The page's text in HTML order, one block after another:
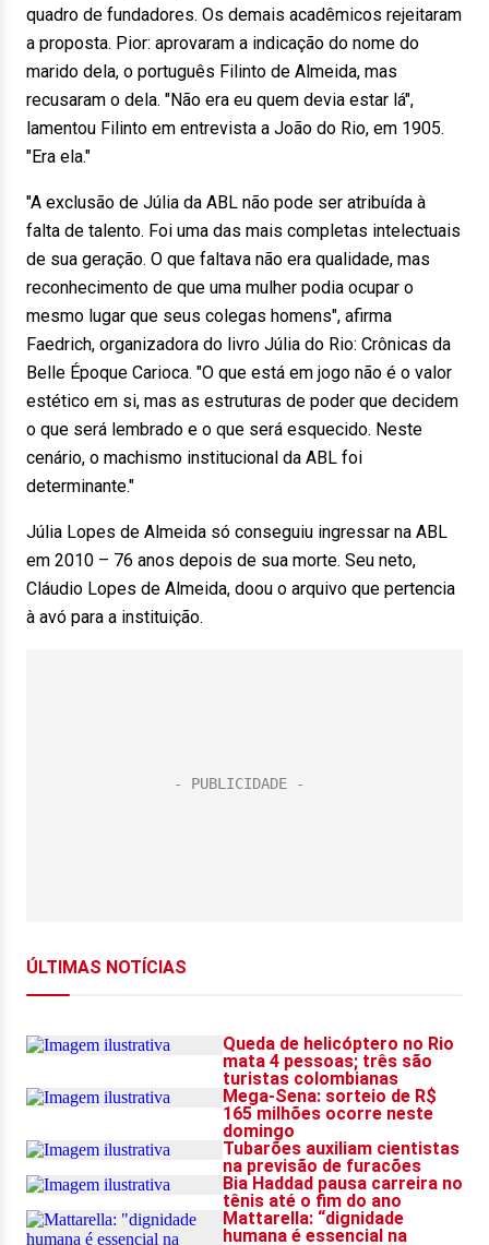
quadro de fundadores. Os demais acadêmicos rejeitaram
a proposta. Pior: aprovaram a indicação do nome do
marido dela, o português Filinto de Almeida, mas
recusaram o dela. "Não era eu quem devia estar lá",
lamentou Filinto em entrevista a João do Rio, em 1905.
"Era ela."
"A exclusão de Júlia da ABL não pode ser atribuída à
falta de talento. Foi uma das mais completas intelectuais
de sua geração. O que faltava não era qualidade, mas
reconhecimento de que uma mulher podia ocupar o
mesmo lugar que seus colegas homens", afirma
Faedrich, organizadora do livro Júlia do Rio: Crônicas da
Belle Époque Carioca. "O que está em jogo não é o valor
estético em si, mas as estruturas de poder que decidem
o que será lembrado e o que será esquecido. Neste
cenário, o machismo institucional da ABL foi
determinante."
Júlia Lopes de Almeida só conseguiu ingressar na ABL
em 2010 – 76 anos depois de sua morte. Seu neto,
Cláudio Lopes de Almeida, doou o arquivo que pertencia
à avó para a instituição.